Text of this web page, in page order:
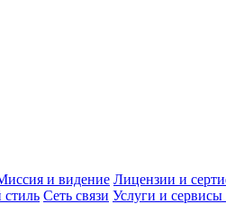
и видение Лицензии и
Сеть связи Услуги и